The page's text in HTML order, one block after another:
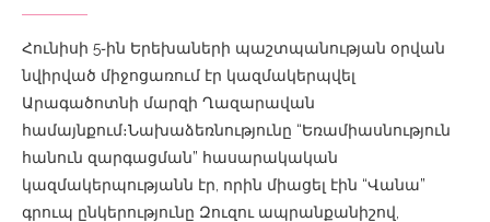
Հունիսի 5֊ին Երեխաների պաշտպանության օրվան
նվիրված միջոցառում էր կազմակերպվել
Արագածոտնի մարզի Ղազարավան
համայնքում։Նախաձեռնությունը “Եռամիասնություն
հանուն զարգացման” հասարակական
կազմակերպությանն էր, որին միացել էին “Վանա”
գրուպ ընկերությունը Զուզու ապրանքանիշով,